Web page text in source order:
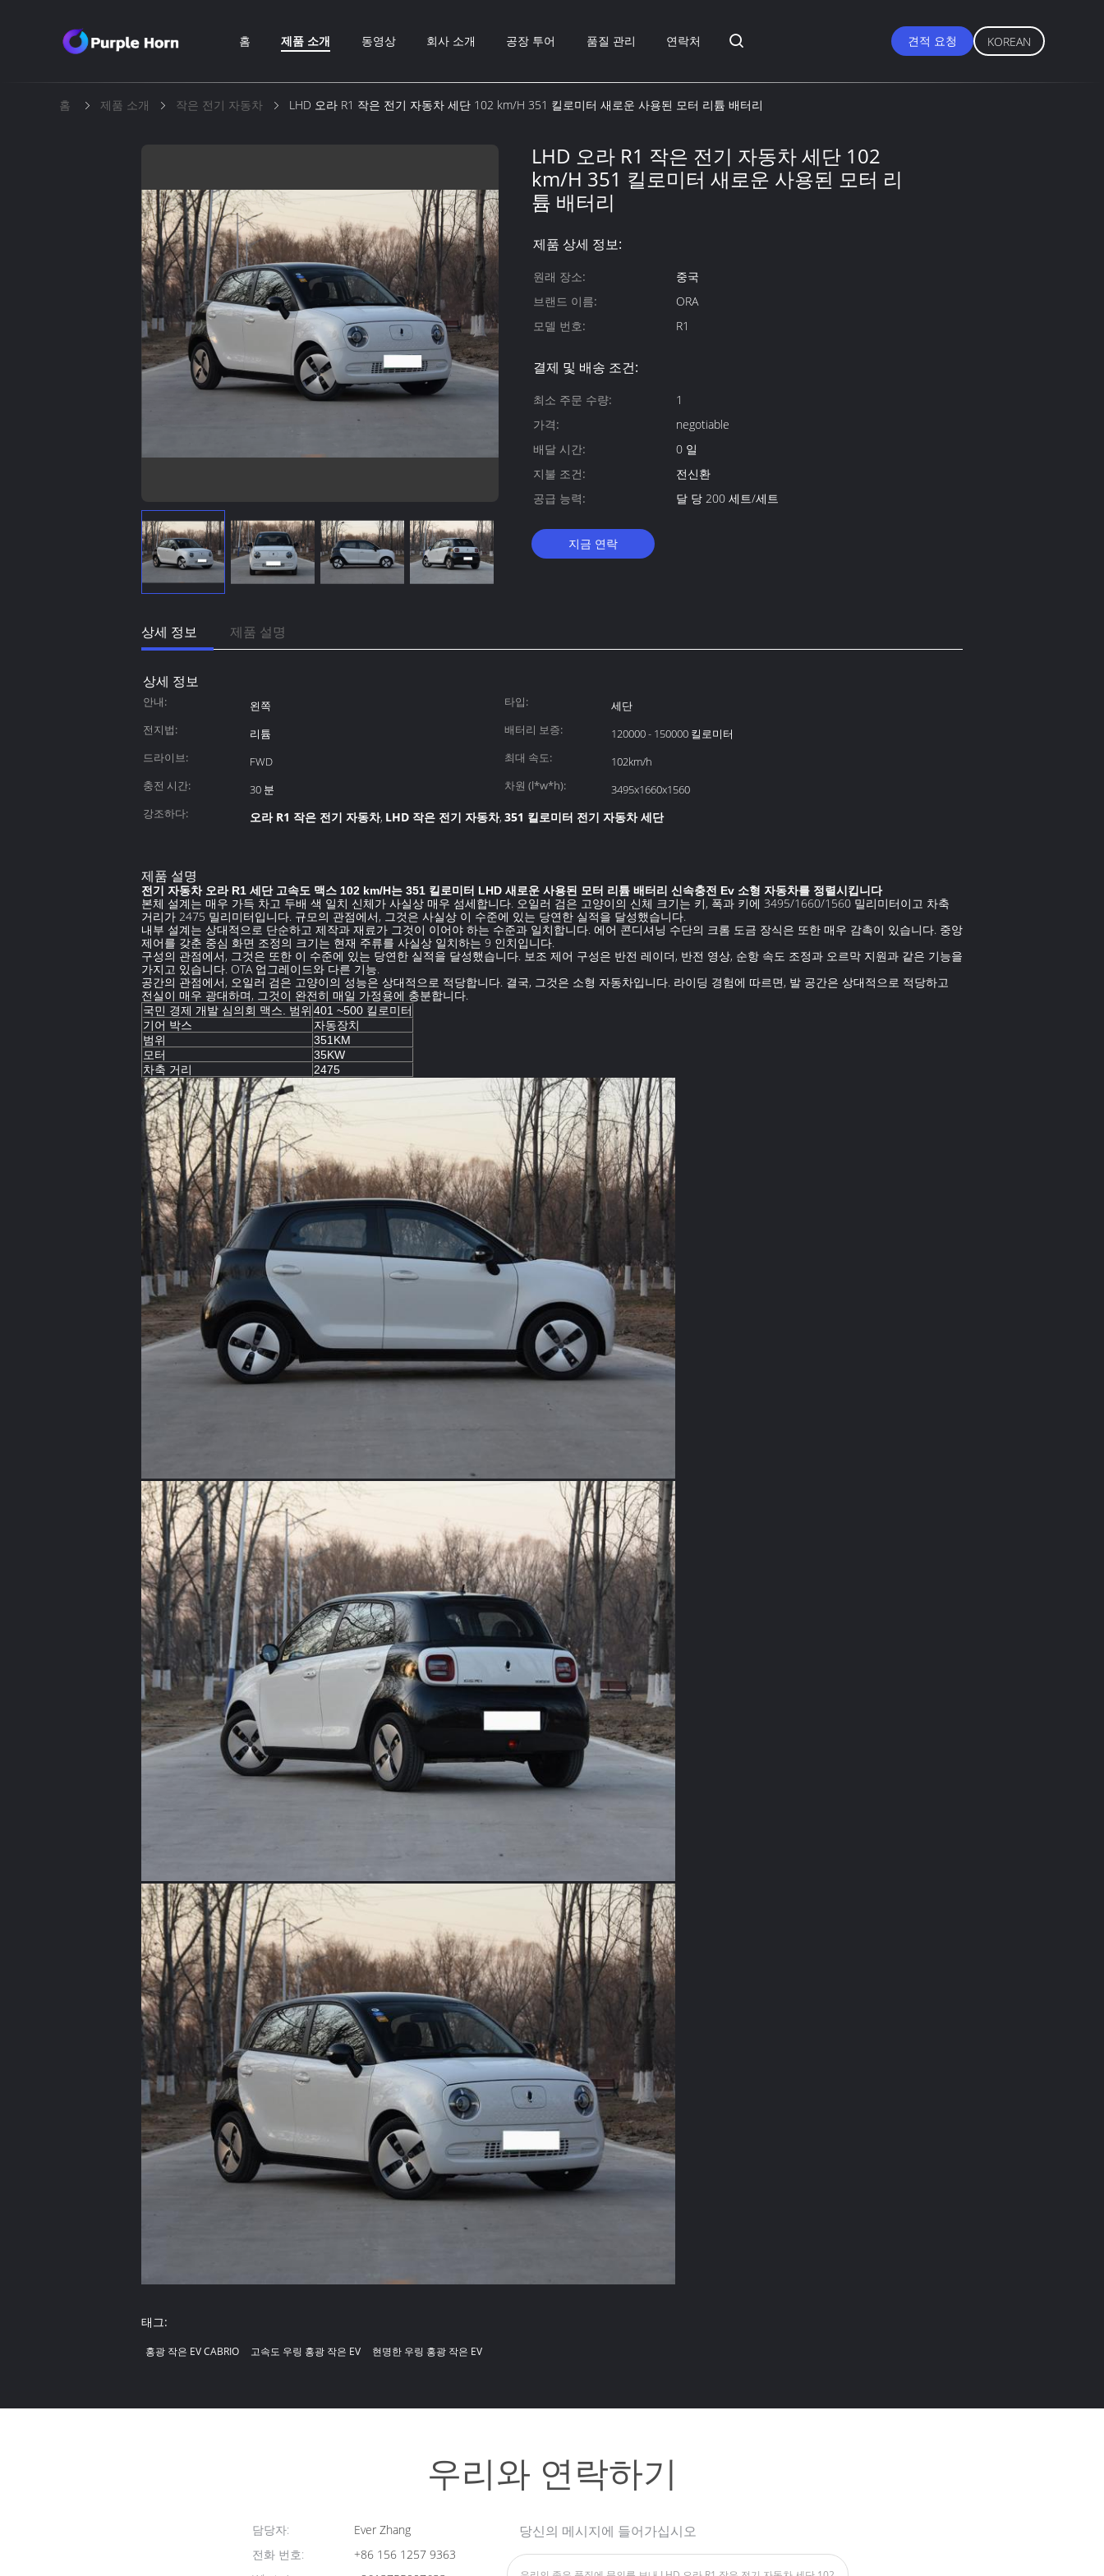
홈 제품 소개 동영상 회사 소개 공장 투어 품질 관리 연락처 견적 요청 KOREAN
홈 제품 소개 작은 전기 자동차 LHD 오라 R1 작은 전기 자동차 세단 102 km/H 351 킬로미터 새로운 사용된 모터 리튬 배터리
LHD 오라 R1 작은 전기 자동차 세단 102
km/H 351 킬로미터 새로운 사용된 모터 리
튬 배터리
제품 상세 정보:
원래 장소:
중국
브랜드 이름:
ORA
모델 번호:
R1
결제 및 배송 조건:
최소 주문 수량:
1
가격:
negotiable
배달 시간:
0 일
지불 조건:
전신환
공급 능력:
달 당 200 세트/세트
지금 연락
상세 정보 제품 설명
상세 정보
안내: 왼쪽 타입:
세단
전지법:
리튬 배터리 보증:
120000 - 150000 킬로미터
드라이브:
FWD 최대 속도:
102km/h
충전 시간:
30 분 차원 (l*w*h):
3495x1660x1560
강조하다:
오라 R1 작은 전기 자동차, LHD 작은 전기 자동차, 351 킬로미터 전기 자동차 세단
제품 설명
전기 자동차 오라 R1 세단 고속도 맥스 102 km/H는 351 킬로미터 LHD 새로운 사용된 모터 리튬 배터리 신속충전 Ev 소형 자동차를 정렬시킵니다
본체 설계는 매우 가득 차고 두배 색 일치 신체가 사실상 매우 섬세합니다. 오일러 검은 고양이의 신체 크기는 키, 폭과 키에 3495/1660/1560 밀리미터이고 차축
거리가 2475 밀리미터입니다. 규모의 관점에서, 그것은 사실상 이 수준에 있는 당연한 실적을 달성했습니다.
내부 설계는 상대적으로 단순하고 제작과 재료가 그것이 이어야 하는 수준과 일치합니다. 에어 콘디셔닝 수단의 크롬 도금 장식은 또한 매우 감촉이 있습니다. 중앙
제어를 갖춘 중심 화면 조정의 크기는 현재 주류를 사실상 일치하는 9 인치입니다.
구성의 관점에서, 그것은 또한 이 수준에 있는 당연한 실적을 달성했습니다. 보조 제어 구성은 반전 레이더, 반전 영상, 순항 속도 조정과 오르막 지원과 같은 기능을
가지고 있습니다. OTA 업그레이드와 다른 기능.
공간의 관점에서, 오일러 검은 고양이의 성능은 상대적으로 적당합니다. 결국, 그것은 소형 자동차입니다. 라이딩 경험에 따르면, 발 공간은 상대적으로 적당하고
전실이 매우 광대하며, 그것이 완전히 매일 가정용에 충분합니다.
국민 경제 개발 심의회 맥스. 범위 401 ~500 킬로미터
기어 박스
자동장치
범위
351KM
모터
35KW
차축 거리
2475
태그:
홍광 작은 EV CABRIO 고속도 우링 홍광 작은 EV 현명한 우링 홍광 작은 EV
우리와 연락하기
담당자:
Ever Zhang
전화 번호:
+86 156 1257 9363
당신의 메시지에 들어가십시오